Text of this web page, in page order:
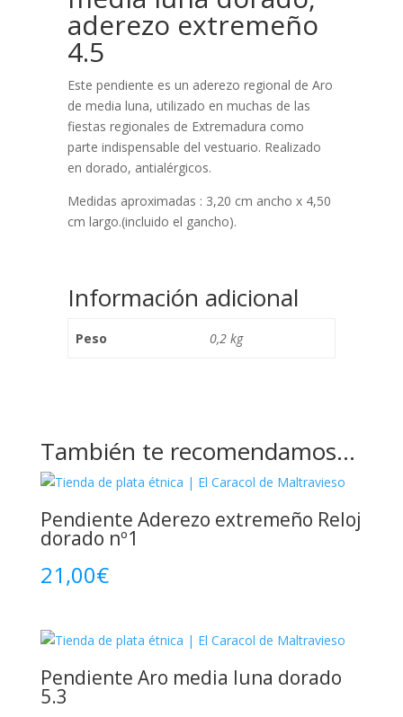
aderezo extremeño
4.5
Este pendiente es un aderezo regional de Aro
de media luna, utilizado en muchas de las
fiestas regionales de Extremadura como
parte indispensable del vestuario. Realizado
en dorado, antialérgicos.
Medidas aproximadas : 3,20 cm ancho x 4,50
cm largo.(incluido el gancho).
Información adicional
Peso 0,2 kg
También te recomendamos…
Pendiente Aderezo extremeño Reloj
dorado nº1
21,00€
Pendiente Aro media luna dorado
5.3